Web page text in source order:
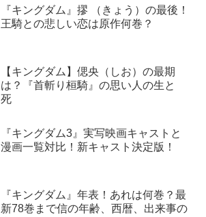
『キングダム』摎 （きょう）の最後！
王騎との悲しい恋は原作何巻？
【キングダム】偲央（しお）の最期
は？『首斬り桓騎』の思い人の生と
死
『キングダム3』実写映画キャストと
漫画一覧対比！新キャスト決定版！
『キングダム』年表！あれは何巻？最
新78巻まで信の年齢、西暦、出来事の